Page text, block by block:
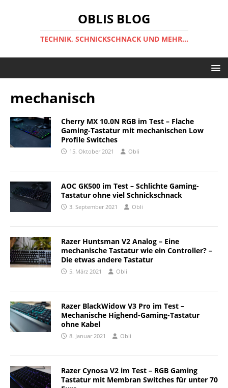
OBLIS BLOG
TECHNIK, SCHNICKSCHNACK UND MEHR...
mechanisch
Cherry MX 10.0N RGB im Test – Flache
Gaming-Tastatur mit mechanischen Low
Profile Switches
15. Oktober 2021 Obli
AOC GK500 im Test – Schlichte Gaming-
Tastatur ohne viel Schnickschnack
3. September 2021 Obli
Razer Huntsman V2 Analog – Eine
mechanische Tastatur wie ein Controller? –
Die etwas andere Tastatur
5. März 2021 Obli
Razer BlackWidow V3 Pro im Test –
Mechanische Highend-Gaming-Tastatur
ohne Kabel
8. Januar 2021 Obli
Razer Cynosa V2 im Test – RGB Gaming
Tastatur mit Membran Switches für unter 70